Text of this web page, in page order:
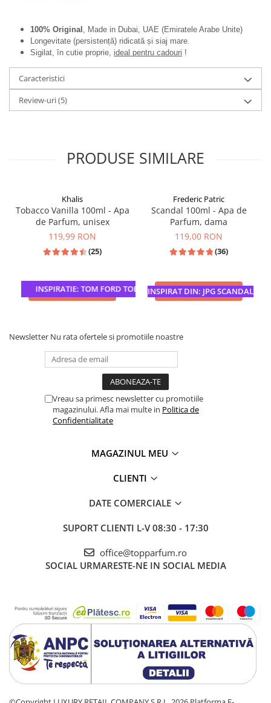
100% Original , Made in Dubai, UAE (Emiratele Arabe Unite)
Longevitate (persistență) ridicată și siaj mare.
Sigilat, în cutie proprie, ideal pentru cadouri !
Caracteristici
Review-uri(5)
PRODUSE SIMILARE
INSPIRATIE: TOM FORD TOBACCO VANILLE
Khalis
Tobacco Vanilla 100ml - Apa
de Parfum, unisex
119,99 RON
(25)
ADAUGA IN COS INSPIRAT DIN: JPG SCANDAL
Frederic Patric
Scandal 100ml - Apa de
Parfum, dama
119,00 RON
(36)
ADAUGA IN COS
Newsletter Nu rata ofertele si promotiile noastre
Vreau sa primesc newsletter cu promotiile
magazinului. Afla mai multe in Politica de
Confidentialitate
MAGAZINUL MEU
CLIENTI
DATE COMERCIALE
SUPORT CLIENTI L-V 08:30 - 17:30
office@topparfum.ro
SOCIAL URMARESTE-NE IN SOCIAL MEDIA